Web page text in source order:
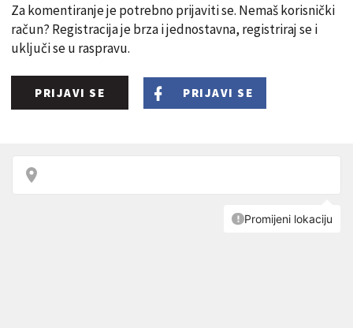
Za komentiranje je potrebno prijaviti se. Nemaš korisnički
račun? Registracija je brza i jednostavna, registriraj se i
uključi se u raspravu.
PRIJAVI SE PRIJAVI SE